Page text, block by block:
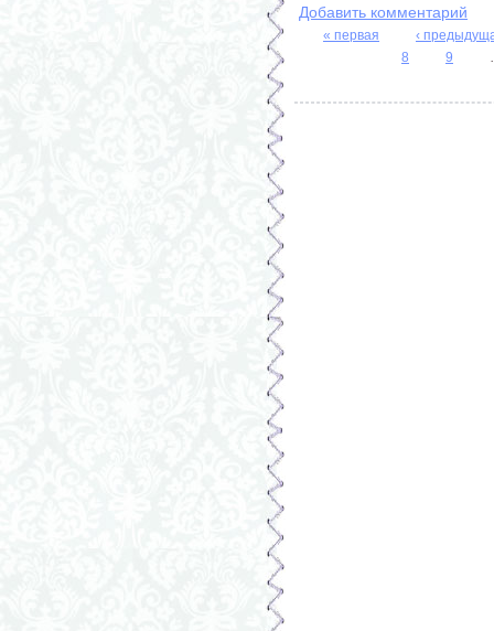
Добавить комментарий
Страницы
« первая
‹
8
9